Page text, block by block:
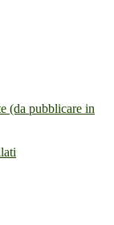
(da pubblicare in